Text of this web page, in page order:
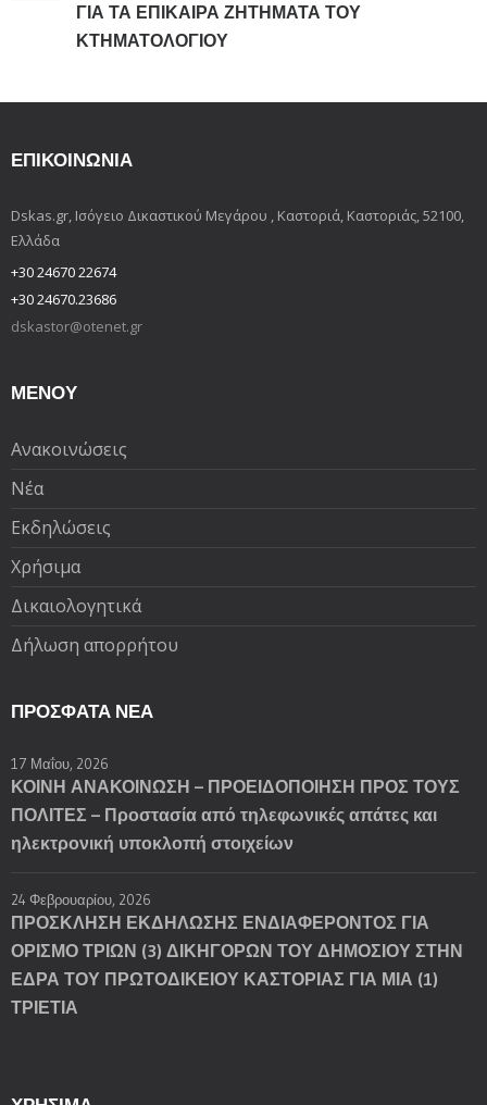
ΓΙΑ ΤΑ ΕΠΙΚΑΙΡΑ ΖΗΤΗΜΑΤΑ ΤΟΥ
ΚΤΗΜΑΤΟΛΟΓΙΟΥ
ΕΠΙΚΟΙΝΩΝΊΑ
Dskas.gr, Ισόγειο Δικαστικού Μεγάρου , Καστοριά, Καστοριάς, 52100,
Ελλάδα
+30 24670 22674
+30 24670.23686
dskastor@otenet.gr
ΜΕΝΟΥ
Ανακοινώσεις
Νέα
Εκδηλώσεις
Χρήσιμα
Δικαιολογητικά
Δήλωση απορρήτου
ΠΡΌΣΦΑΤΑ ΝΈΑ
17 Μαΐου, 2026
ΚΟΙΝΗ ΑΝΑΚΟΙΝΩΣΗ – ΠΡΟΕΙΔΟΠΟΙΗΣΗ ΠΡΟΣ ΤΟΥΣ
ΠΟΛΙΤΕΣ – Προστασία από τηλεφωνικές απάτες και
ηλεκτρονική υποκλοπή στοιχείων
24 Φεβρουαρίου, 2026
ΠΡΟΣΚΛΗΣΗ ΕΚΔΗΛΩΣΗΣ ΕΝΔΙΑΦΕΡΟΝΤΟΣ ΓΙΑ
ΟΡΙΣΜΟ ΤΡΙΩΝ (3) ΔΙΚΗΓΟΡΩΝ ΤΟΥ ΔΗΜΟΣΙΟΥ ΣΤΗΝ
ΕΔΡΑ ΤΟΥ ΠΡΩΤΟΔΙΚΕΙΟΥ ΚΑΣΤΟΡΙΑΣ ΓΙΑ ΜΙΑ (1)
ΤΡΙΕΤΙΑ